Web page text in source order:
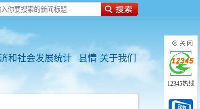
和社会发展统计 县情 关于我们
12345热线